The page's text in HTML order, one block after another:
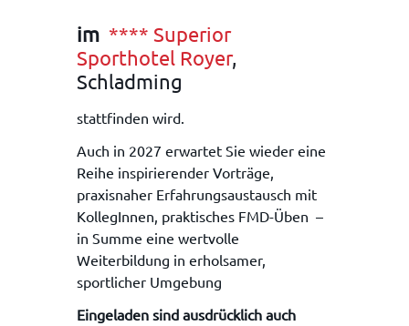
im **** Superior
Sporthotel Royer,
Schladming
stattfinden wird.
Auch in 2027 erwartet Sie wieder eine
Reihe inspirierender Vorträge,
praxisnaher Erfahrungsaustausch mit
KollegInnen, praktisches FMD-Üben –
in Summe eine wertvolle
Weiterbildung in erholsamer,
sportlicher Umgebung
Eingeladen sind ausdrücklich auch